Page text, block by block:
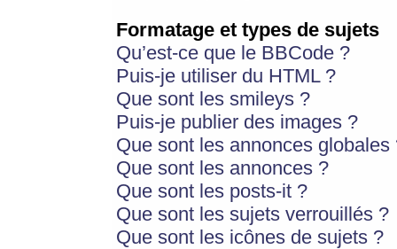
Formatage et types de sujets
Qu’est-ce que le BBCode ?
Puis-je utiliser du HTML ?
Que sont les smileys ?
Puis-je publier des images ?
Que sont les annonces globales
Que sont les annonces ?
Que sont les posts-it ?
Que sont les sujets verrouillés ?
Que sont les icônes de sujets ?